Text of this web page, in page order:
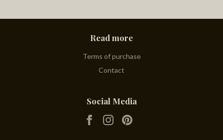
Read more
Terms of purchase
Contact
Social Media